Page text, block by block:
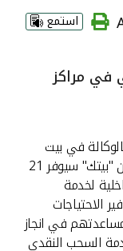
استمع
في مراكز
في بيت
التمويل الكويتي "بيتك" نضال أحمد أمين ، أن "بيتك" سيوفر 21
لخدمة
الاحتياجات
في انجاز
السحب النقدي